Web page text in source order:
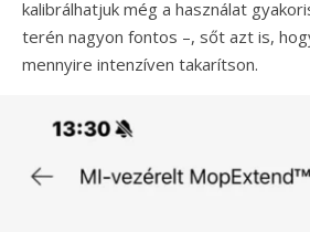
kalibrálhatjuk még a használat
terén nagyon fontos –, sőt azt is,
mennyire intenzíven takarítson.